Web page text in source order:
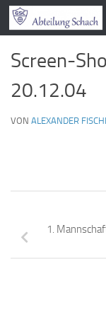
Zum Inhalt
Screen-
20.12.04
VON ALEXANDER
1.